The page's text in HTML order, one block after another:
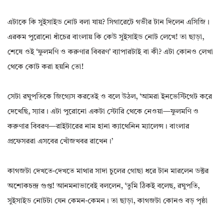
এটাকে কি সুইসাইড নোট বলা যায়? সিগারেটে গভীর টান দিলেন এসিজি।
এরকম পুরোনো ধাঁচের বাংলায় কি কেউ সুইসাইড নোট লেখে! তা ছাড়া,
শেষে ওই ‘ফুলমণি ও করুণার বিবরণ’ ব্যাপারটাই বা কী? এটা কোনও লেখা
থেকে কোট করা হয়নি তো!
সেটা রঘুপতিকে জিগ্যেস করতেই ও বলে উঠল, ‘আমরা ইনভেস্টিগেট করে
দেখেছি, স্যার। এটা পুরোনো একটা স্টোরি থেকে নেওয়া—ফুলমণি ও
করুণার বিবরণ—রাইটারের নাম হানা ক্যাথেনিন ম্যালেন্স। বাংলার
প্রফেসররা এসবের খোঁজখবর রাখেন।’
কাগজটা দেখতে-দেখতে মাথার সাদা চুলের গোছা ধরে টান মারলেন ডক্টর
অশোকচন্দ্র গুপ্ত! আনমনাভাবেই বললেন, ‘তুমি ঠিকই বলেছ, রঘুপতি,
সুইসাইড নোটটা যেন কেমন-কেমন। তা ছাড়া, কাগজটা কোনও বড় পৃষ্ঠা